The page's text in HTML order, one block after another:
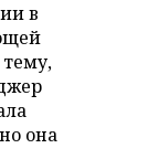
в
она